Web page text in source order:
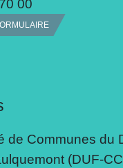
00
de Communes du
(DUF-